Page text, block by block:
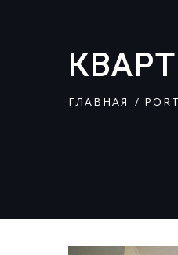
ГЛАВНАЯ